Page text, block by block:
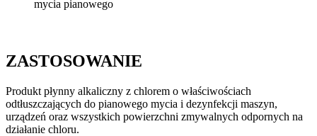
mycia pianowego
ZASTOSOWANIE
Produkt płynny alkaliczny z chlorem o właściwościach
odtłuszczających do pianowego mycia i dezynfekcji maszyn,
urządzeń oraz wszystkich powierzchni zmywalnych odpornych na
działanie chloru.